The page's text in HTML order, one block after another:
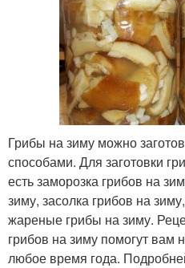
Грибы на зиму можно
способами. Для заготовки
есть заморозка грибов на
зиму, засолка грибов на
жареные грибы на зиму.
грибов на зиму помогут вам
любое время года.